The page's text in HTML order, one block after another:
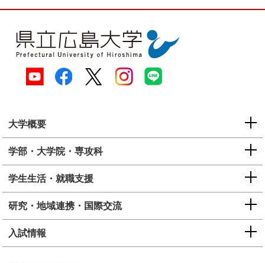
大学概要
学部・大学院・専攻科
学生生活・就職支援
研究・地域連携・国際交流
入試情報